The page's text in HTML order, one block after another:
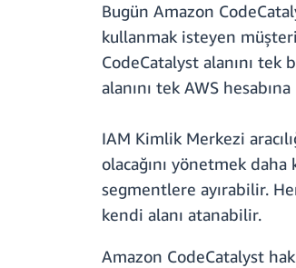
Bugün Amazon
kullanmak isteyen
CodeCatalyst alanını tek
alanını tek AWS
IAM Kimlik Merkezi
olacağını yönetmek
segmentlere ayırabilir.
kendi alanı atanabilir.
Amazon CodeCatalyst